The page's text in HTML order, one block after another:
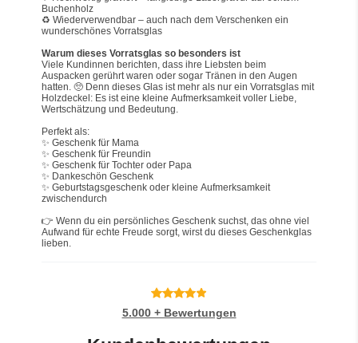
Buchenholz
♻️ Wiederverwendbar – auch nach dem Verschenken ein
wunderschönes Vorratsglas
Warum dieses Vorratsglas so besonders ist
Viele Kundinnen berichten, dass ihre Liebsten beim
Auspacken gerührt waren oder sogar Tränen in den Augen
hatten. 🥺 Denn dieses Glas ist mehr als nur ein Vorratsglas mit
Holzdeckel: Es ist eine kleine Aufmerksamkeit voller Liebe,
Wertschätzung und Bedeutung.
Perfekt als:
✨ Geschenk für Mama
✨ Geschenk für Freundin
✨ Geschenk für Tochter oder Papa
✨ Dankeschön Geschenk
✨ Geburtstagsgeschenk oder kleine Aufmerksamkeit
zwischendurch
👉 Wenn du ein persönliches Geschenk suchst, das ohne viel
Aufwand für echte Freude sorgt, wirst du dieses Geschenkglas
lieben.
5.000 + Bewertungen